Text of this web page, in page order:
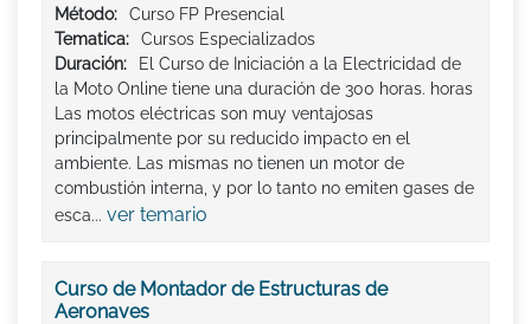
Método:
Curso FP Presencial
Tematica:
Cursos Especializados
Duración:
El Curso de Iniciación a la Electricidad de
la Moto Online tiene una duración de 300 horas. horas
Las motos eléctricas son muy ventajosas
principalmente por su reducido impacto en el
ambiente. Las mismas no tienen un motor de
combustión interna, y por lo tanto no emiten gases de
esca... ver temario
Curso de Montador de Estructuras de
Aeronaves